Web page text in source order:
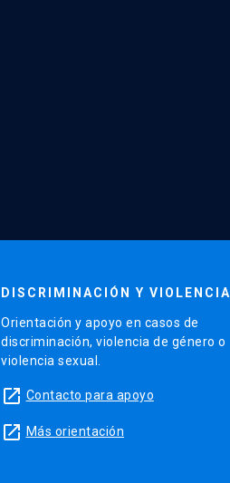
DISCRIMINACIÓN Y VIOLENCIA
Orientación y apoyo en casos de
discriminación, violencia de género o
violencia sexual.
launch Contacto para apoyo
launch Más orientación